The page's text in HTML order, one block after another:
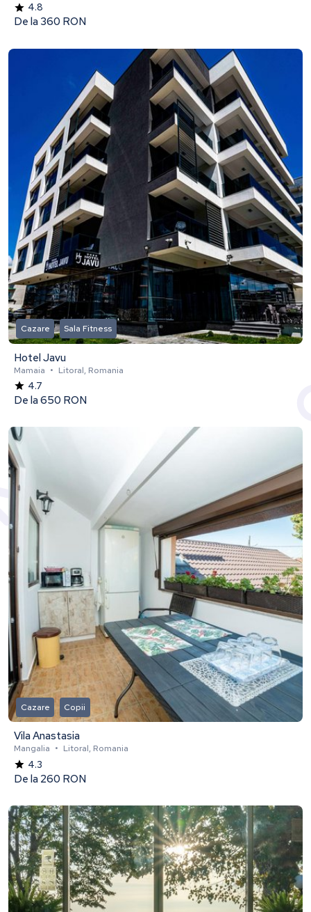
4.8
De la 360 RON
Cazare Sala Fitness
Hotel Javu
Mamaia • Litoral, Romania
4.7
De la650 RON
Cazare Copii
Vila Anastasia
Mangalia • Litoral, Romania
4.3
De la 260 RON